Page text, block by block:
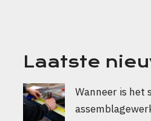
Laatste
Wanneer is het